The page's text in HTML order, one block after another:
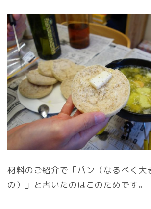
材料のご紹介で「パン（なるべく大
の）」と書いたのはこのためです。